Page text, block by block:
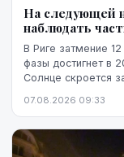
На следующей
наблюдать
В Риге затмение
фазы достигнет в
Солнце скроется
07.08.2026 09:33